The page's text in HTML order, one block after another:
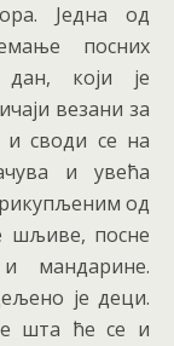
Једна од
посних
који је
везани за
и своди се на
и увећа
од
шљиве, посне
мандарине.
је деци.
шта ће се и